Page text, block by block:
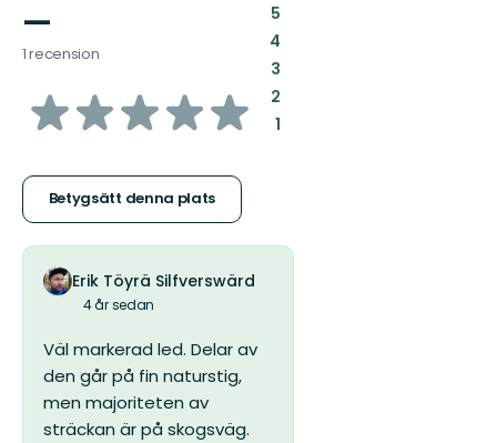
—
1 recension
av
stjärnor
Betygsätt denna plats
5:
4:
3:
2:
1:
Erik Töyrä Silfverswärd
4 år sedan
Väl markerad led. Delar av
den går på fin naturstig,
men majoriteten av
sträckan är på skogsväg.